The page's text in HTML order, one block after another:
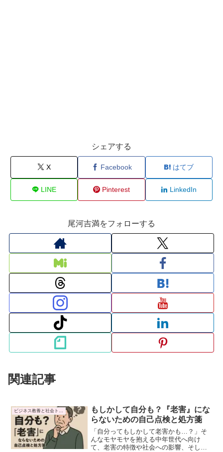
シェアする
X Facebook はてブ
LINE Pinterest LinkedIn
尾河吉満をフォローする
関連記事
ビジネス教養と社会トレンド
もしかして自分も？『老害』にな
らないための自己点検と処方箋
「自分ってもしかして老害かも…？」そ
んなモヤモヤを抱える中年世代へ向け
て、老害の特徴や社会への影響、そして